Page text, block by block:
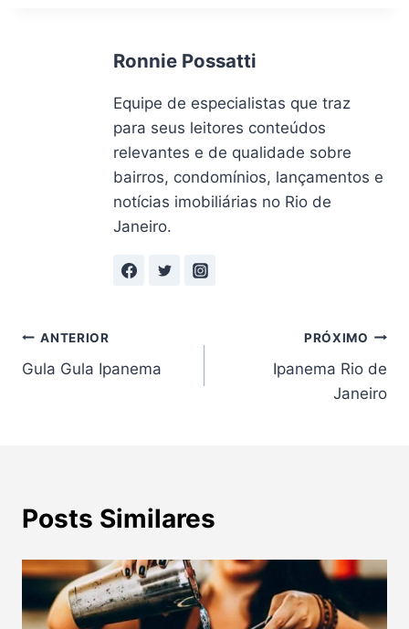
Ronnie Possatti
Equipe de especialistas que traz
para seus leitores conteúdos
relevantes e de qualidade sobre
bairros, condomínios, lançamentos e
notícias imobiliárias no Rio de
Janeiro.
Navegação
de
ANTERIOR
Gula Gula Ipanema
PRÓXIMO
Ipanema Rio de
Janeiro
Posts Similares